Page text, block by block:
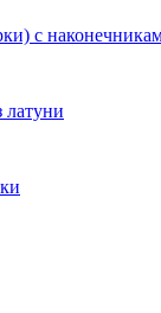
с
латуни